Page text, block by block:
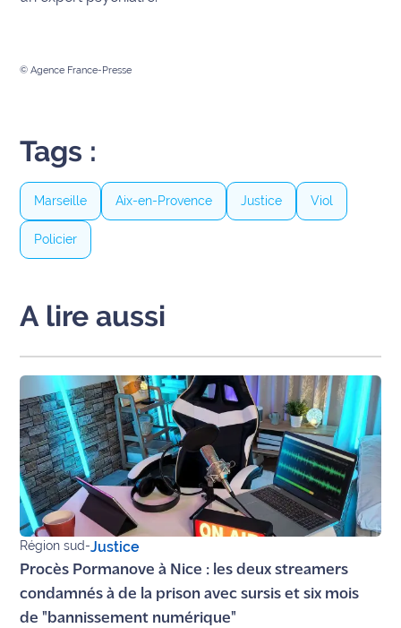
Maritima
nous ?
Devenir
Recrutement
légales
Conditions
générales
d'utilisation du
site maritima.fr
Archives
© Agence France-Presse
Tags :
Marseille Aix-en-Provence Justice Viol
Policier
A lire aussi
Région sud-Justice
Procès Pormanove à Nice : les deux streamers
condamnés à de la prison avec sursis et six mois
de "bannissement numérique"